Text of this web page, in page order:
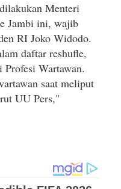
Menteri
Jambi ini, wajib
RI Joko Widodo.
daftar reshufle,
Wartawan.
saat meliput
UU Pers,"